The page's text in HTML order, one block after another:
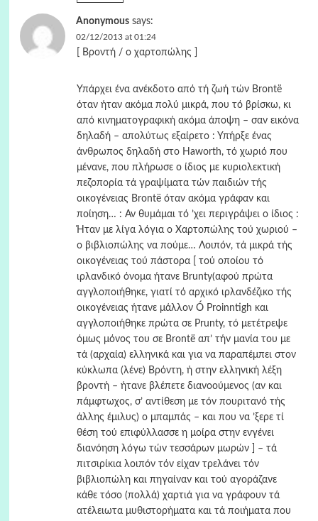
Anonymous says:
02/12/2013 at 01:24
[ Βροντή / ο χαρτοπώλης ]
Υπάρχει ένα ανέκδοτο από τή ζωή τών Brontë
όταν ήταν ακόμα πολύ μικρά, που τό βρίσκω, κι
από κινηματογραφική ακόμα άποψη – σαν εικόνα
δηλαδή – απολύτως εξαίρετο : Υπήρξε ένας
άνθρωπος δηλαδή στο Ηaworth, τό χωριό που
μένανε, που πλήρωσε ο ίδιος με κυριολεκτική
πεζοπορία τά γραψίματα τών παιδιών τής
οικογένειας Brontë όταν ακόμα γράφαν και
ποίηση… : Αν θυμάμαι τό ’χει περιγράψει ο ίδιος :
Ήταν με λίγα λόγια ο Χαρτοπώλης τού χωριού –
ο βιβλιοπώλης να πούμε… Λοιπόν, τά μικρά τής
οικογένειας τού πάστορα [ τού οποίου τό
ιρλανδικό όνομα ήτανε Brunty(αφού πρώτα
αγγλοποιήθηκε, γιατί τό αρχικό ιρλανδέζικο τής
οικογένειας ήτανε μάλλον Ó Proinntigh και
αγγλοποιήθηκε πρώτα σε Prunty, τό μετέτρεψε
όμως μόνος του σε Brontë απ’ τήν μανία του με
τά (αρχαία) ελληνικά και για να παραπέμπει στον
κύκλωπα (λένε) Βρόντη, ή στην ελληνική λέξη
βροντή – ήτανε βλέπετε διανοούμενος (αν και
πάμφτωχος, σ’ αντίθεση με τόν πουριτανό τής
άλλης έμιλυς) ο μπαμπάς – και που να ’ξερε τί
θέση τού επιφύλλασσε η μοίρα στην ενγένει
διανόηση λόγω τών τεσσάρων μωρών ] – τά
πιτσιρίκια λοιπόν τόν είχαν τρελάνει τόν
βιβλιοπώλη και πηγαίναν και τού αγοράζανε
κάθε τόσο (πολλά) χαρτιά για να γράφουν τά
ατέλειωτα μυθιστορήματα και τά ποιήματα που